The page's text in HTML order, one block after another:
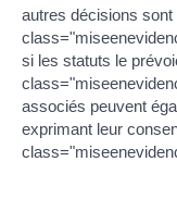
autres décisions
si les statuts le
associés peuvent
exprimant leur